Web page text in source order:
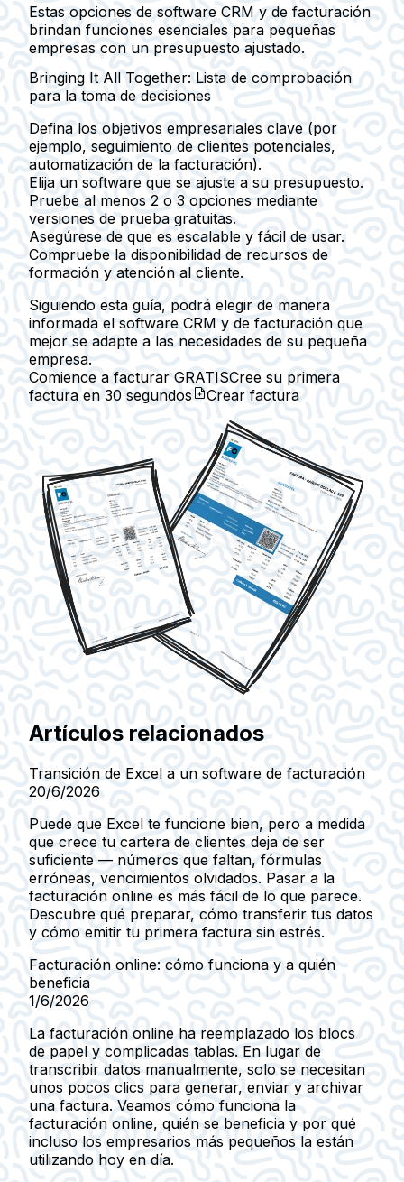
Estas opciones de software CRM y de facturación
brindan funciones esenciales para pequeñas
empresas con un presupuesto ajustado.
Bringing It All Together: Lista de comprobación
para la toma de decisiones
Defina los objetivos empresariales clave (por
ejemplo, seguimiento de clientes potenciales,
automatización de la facturación).
Elija un software que se ajuste a su presupuesto.
Pruebe al menos 2 o 3 opciones mediante
versiones de prueba gratuitas.
Asegúrese de que es escalable y fácil de usar.
Compruebe la disponibilidad de recursos de
formación y atención al cliente.
Siguiendo esta guía, podrá elegir de manera
informada el software CRM y de facturación que
mejor se adapte a las necesidades de su pequeña
empresa.
Comience a facturar GRATISCree su primera
factura en 30 segundos Crear factura
Artículos relacionados
Transición de Excel a un software de facturación
20/6/2026
Puede que Excel te funcione bien, pero a medida
que crece tu cartera de clientes deja de ser
suficiente — números que faltan, fórmulas
erróneas, vencimientos olvidados. Pasar a la
facturación online es más fácil de lo que parece.
Descubre qué preparar, cómo transferir tus datos
y cómo emitir tu primera factura sin estrés.
Facturación online: cómo funciona y a quién
beneficia
1/6/2026
La facturación online ha reemplazado los blocs
de papel y complicadas tablas. En lugar de
transcribir datos manualmente, solo se necesitan
unos pocos clics para generar, enviar y archivar
una factura. Veamos cómo funciona la
facturación online, quién se beneficia y por qué
incluso los empresarios más pequeños la están
utilizando hoy en día.